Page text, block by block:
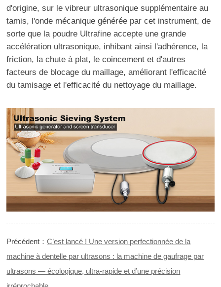
d'origine, sur le vibreur ultrasonique supplémentaire au
tamis, l'onde mécanique générée par cet instrument, de
sorte que la poudre Ultrafine accepte une grande
accélération ultrasonique, inhibant ainsi l'adhérence, la
friction, la chute à plat, le coincement et d'autres
facteurs de blocage du maillage, améliorant l'efficacité
du tamisage et l'efficacité du nettoyage du maillage.
Précédent：C’est lancé ! Une version perfectionnée de la
machine à dentelle par ultrasons : la machine de gaufrage par
ultrasons — écologique, ultra-rapide et d’une précision